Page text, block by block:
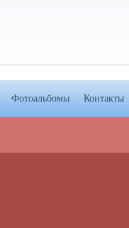
Фотоальбомы Контакты